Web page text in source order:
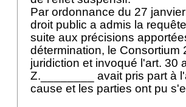
Par ordonnance du 27
droit public a admis la
suite aux précisions
détermination, le Consortium
juridiction et invoqué l'art. 30
Z.________ avait pris part à
cause et les parties ont pu